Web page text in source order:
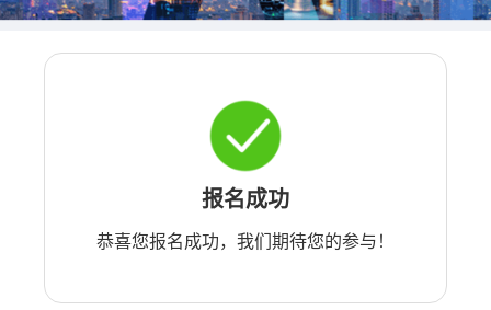
报名成功
恭喜您报名成功，我们期待您的参与！